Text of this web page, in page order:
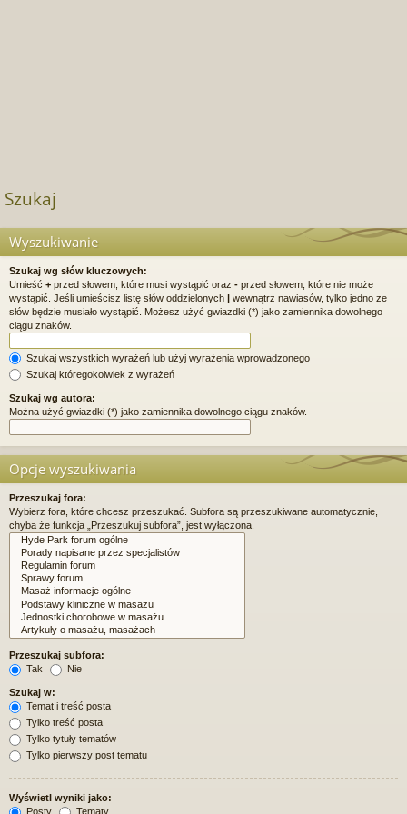
Szukaj
Wyszukiwanie
Szukaj wg słów kluczowych:
Umieść + przed słowem, które musi wystąpić oraz - przed słowem, które nie może
wystąpić. Jeśli umieścisz listę słów oddzielonych | wewnątrz nawiasów, tylko jedno ze
słów będzie musiało wystąpić. Możesz użyć gwiazdki (*) jako zamiennika dowolnego
ciągu znaków.
Szukaj wszystkich wyrażeń lub użyj wyrażenia wprowadzonego
Szukaj któregokolwiek z wyrażeń
Szukaj wg autora:
Można użyć gwiazdki (*) jako zamiennika dowolnego ciągu znaków.
Opcje wyszukiwania
Przeszukaj fora:
Wybierz fora, które chcesz przeszukać. Subfora są przeszukiwane automatycznie,
chyba że funkcja „Przeszukuj subfora”, jest wyłączona.
Przeszukaj subfora:
Tak
Nie
Szukaj w:
Temat i treść posta
Tylko treść posta
Tylko tytuły tematów
Tylko pierwszy post tematu
Wyświetl wyniki jako:
Posty
Tematy